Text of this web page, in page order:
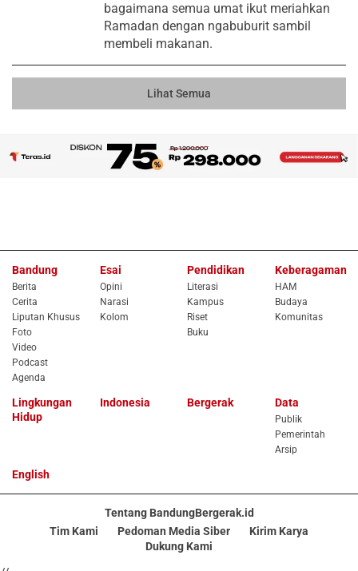
bagaimana semua umat ikut meriahkan
Ramadan dengan ngabuburit sambil
membeli makanan.
Lihat Semua
Bandung
Berita
Cerita
Liputan Khusus
Foto
Video
Podcast
Agenda
Esai
Opini
Narasi
Kolom
Pendidikan
Literasi
Kampus
Riset
Buku
Keberagaman
HAM
Budaya
Komunitas
Lingkungan
Hidup
Indonesia Bergerak Data
Publik
Pemerintah
Arsip
English
Tentang BandungBergerak.id
Tim Kami
Pedoman Media Siber
Kirim Karya
Dukung Kami